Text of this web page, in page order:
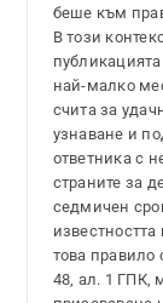
беше към
В този
най-малко
счита за
узнаване и
ответника с
страните за
седмичен
това правило
48, ал. 1 ГПК,